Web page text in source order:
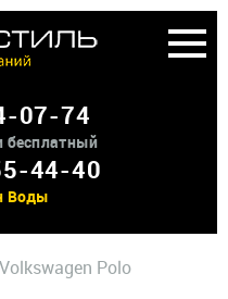
07-74
бесплатный
44-40
Воды
Volkswagen Polo